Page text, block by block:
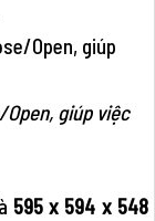
giúp việc
595 x 594 x 548